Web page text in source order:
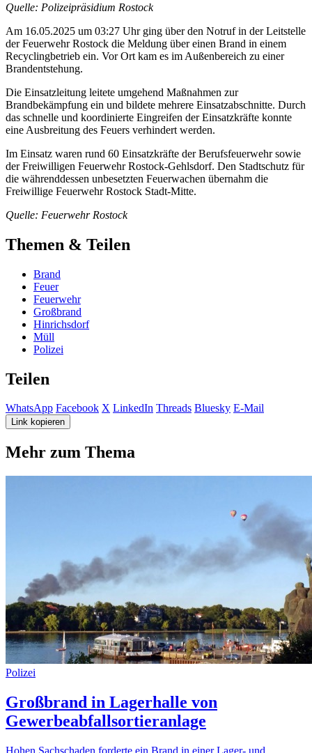
Quelle: Polizeipräsidium Rostock
Am 16.05.2025 um 03:27 Uhr ging über den Notruf in der Leitstelle
der Feuerwehr Rostock die Meldung über einen Brand in einem
Recyclingbetrieb ein. Vor Ort kam es im Außenbereich zu einer
Brandentstehung.
Die Einsatzleitung leitete umgehend Maßnahmen zur
Brandbekämpfung ein und bildete mehrere Einsatzabschnitte. Durch
das schnelle und koordinierte Eingreifen der Einsatzkräfte konnte
eine Ausbreitung des Feuers verhindert werden.
Im Einsatz waren rund 60 Einsatzkräfte der Berufsfeuerwehr sowie
der Freiwilligen Feuerwehr Rostock-Gehlsdorf. Den Stadtschutz für
die währenddessen unbesetzten Feuerwachen übernahm die
Freiwillige Feuerwehr Rostock Stadt-Mitte.
Quelle: Feuerwehr Rostock
Themen & Teilen
Brand
Feuer
Feuerwehr
Großbrand
Hinrichsdorf
Müll
Polizei
Teilen
WhatsApp Facebook X LinkedIn Threads Bluesky E-Mail
Link kopieren
Mehr zum Thema
Polizei
Großbrand in Lagerhalle von
Gewerbeabfallsortieranlage
Hohen Sachschaden forderte ein Brand in einer Lager- und